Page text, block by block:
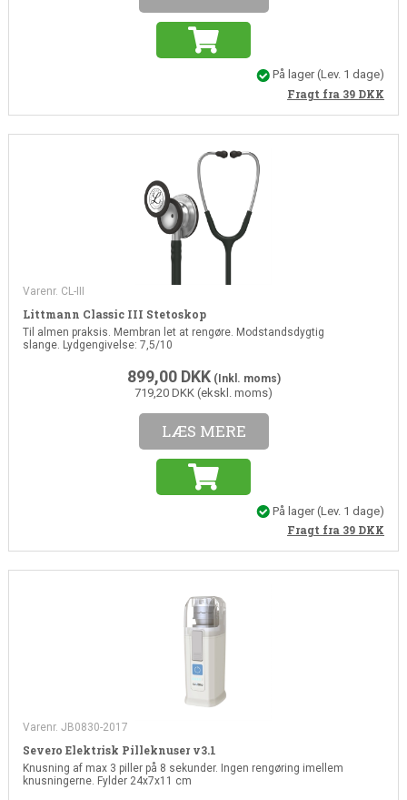
På lager(Lev. 1 dage)
Fragt fra 39 DKK
Varenr. CL-III
Littmann Classic III Stetoskop
Til almen praksis. Membran let at rengøre. Modstandsdygtig
slange. Lydgengivelse: 7,5/10
899,00 DKK(Inkl. moms)
719,20 DKK (ekskl. moms)
LÆS MERE
På lager(Lev. 1 dage)
Fragt fra 39 DKK
Varenr. JB0830-2017
Severo Elektrisk Pilleknuser v3.1
Knusning af max 3 piller på 8 sekunder. Ingen rengøring imellem
knusningerne. Fylder 24x7x11 cm